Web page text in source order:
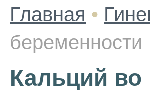
Главная •
беременности
Кальций во